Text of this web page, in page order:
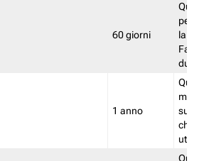
60 giorni
la
1 anno
utenti